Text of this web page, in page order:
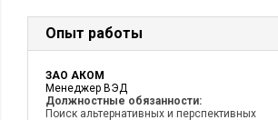
Опыт работы
ЗАО АКОМ
Менеджер ВЭД
Должностные обязанности:
Поиск альтернативных и перспективных